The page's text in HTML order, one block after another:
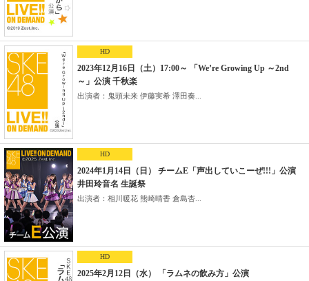
HD
2023年12月16日（土）17:00～ 「We’re Growing Up ～2nd
～」公演 千秋楽
出演者：鬼頭未来 伊藤実希 澤田奏...
HD
2024年1月14日（日） チームE「声出していこーぜ!!!」公演
井田玲音名 生誕祭
出演者：相川暖花 熊崎晴香 倉島杏...
HD
2025年2月12日（水） 「ラムネの飲み方」公演